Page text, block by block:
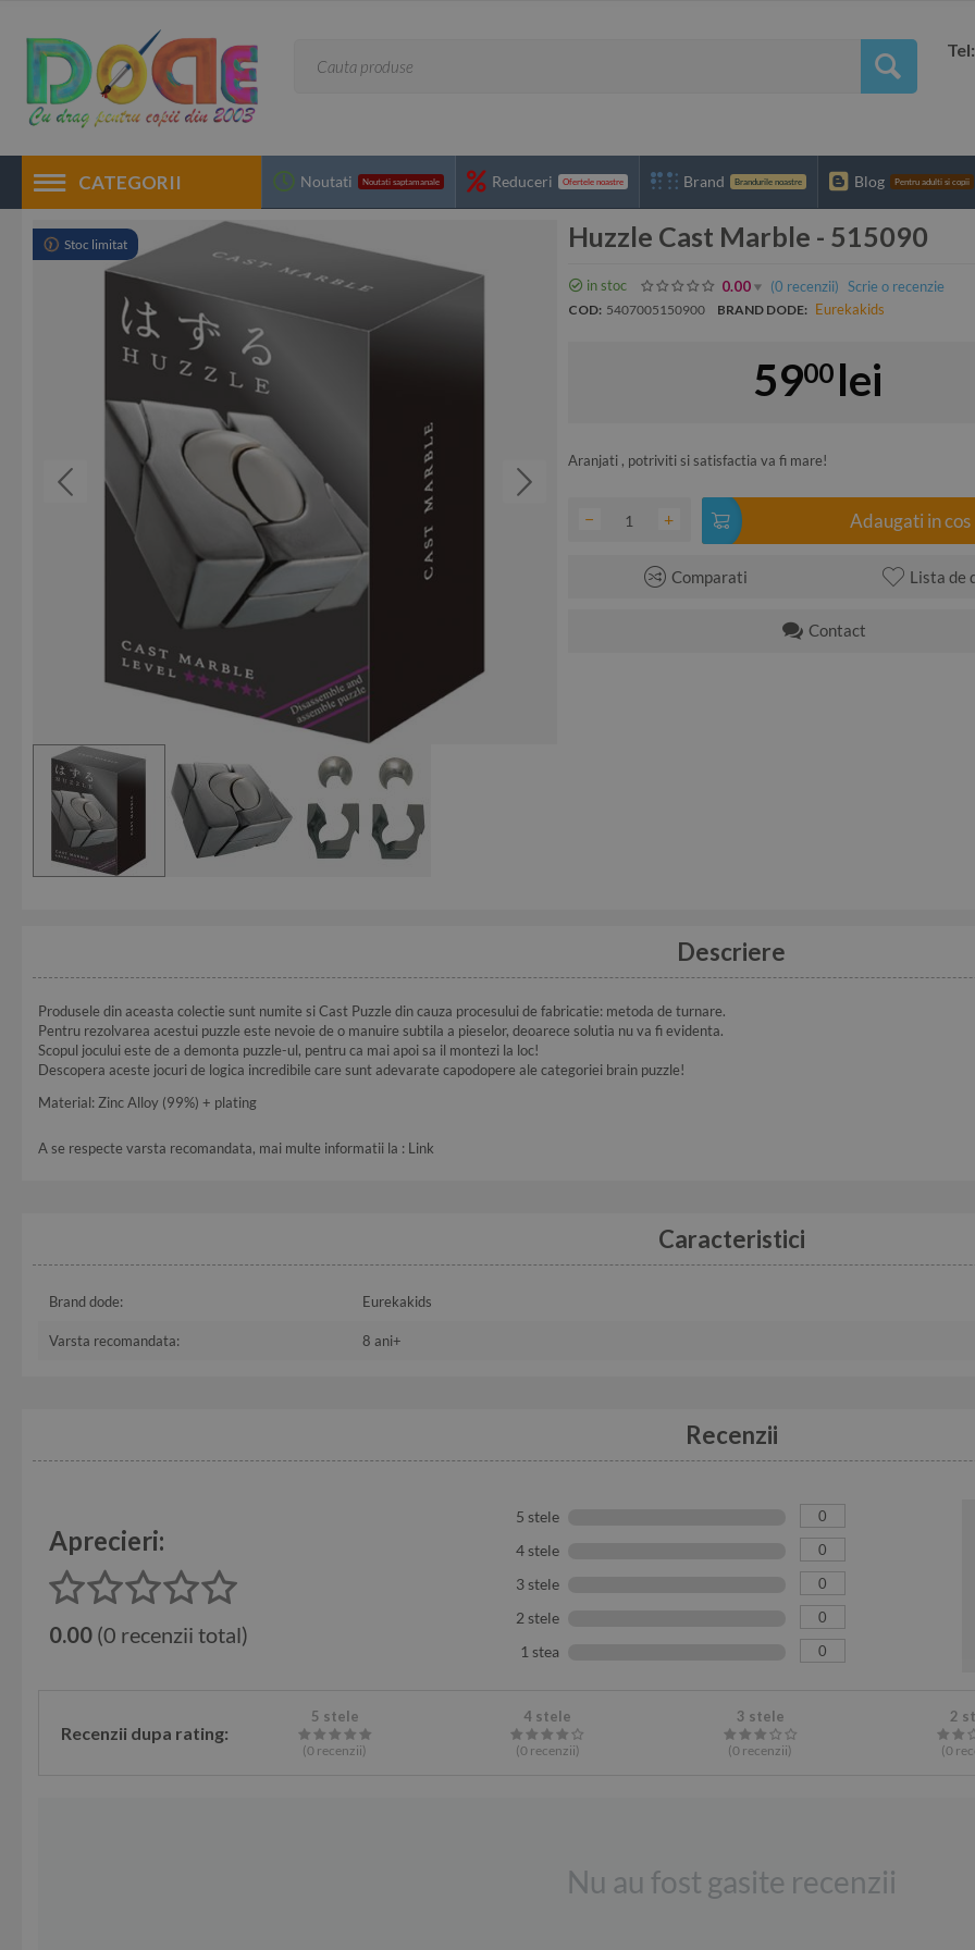
CATEGORII Noutati Noutati saptamanale Reduceri Ofertele noastre Brand Brandurile noastre Blog Pentru adulti si copii
Stoc limitat Huzzle Cast Marble - 515090
in stoc 0.00 (0 recenzii) Scrie o recenzie
COD: 5407005150900 BRAND DODE: Eurekakids
5900 lei
Aranjati , potriviti si satisfactia va fi mare!
+
− Adaugati in cos
Comparati Lista de
Contact
Descriere
Produsele din aceasta colectie sunt numite si Cast Puzzle din cauza procesului de fabricatie: metoda de turnare.
Pentru rezolvarea acestui puzzle este nevoie de o manuire subtila a pieselor, deoarece solutia nu va fi evidenta.
Scopul jocului este de a demonta puzzle-ul, pentru ca mai apoi sa il montezi la loc!
Descopera aceste jocuri de logica incredibile care sunt adevarate capodopere ale categoriei brain puzzle!
Material: Zinc Alloy (99%) + plating
A se respecte varsta recomandata, mai multe informatii la : Link
Caracteristici
Brand dode: Eurekakids
Varsta recomandata: 8 ani+
Recenzii
Aprecieri:
0.00 (0 recenzii total)
5 stele 0
4 stele 0
3 stele 0
2 stele 0
1 stea 0
Recenzii dupa rating:
5 stele
(0 recenzii)
4 stele
(0recenzii)
3 stele
(0 recenzii)
2
(0
Nu au fost gasite recenzii